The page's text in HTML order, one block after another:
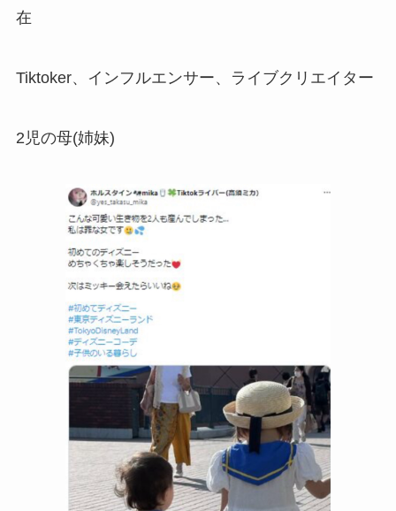
在
Tiktoker、インフルエンサー、ライブクリエイター
2児の母(姉妹)